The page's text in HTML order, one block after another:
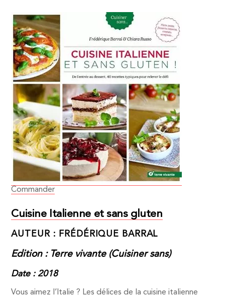
Commander
Cuisine Italienne et sans gluten
AUTEUR : FRÉDÉRIQUE BARRAL
Edition : Terre vivante (Cuisiner sans)
Date : 2018
Vous aimez l’Italie ? Les délices de la cuisine italienne